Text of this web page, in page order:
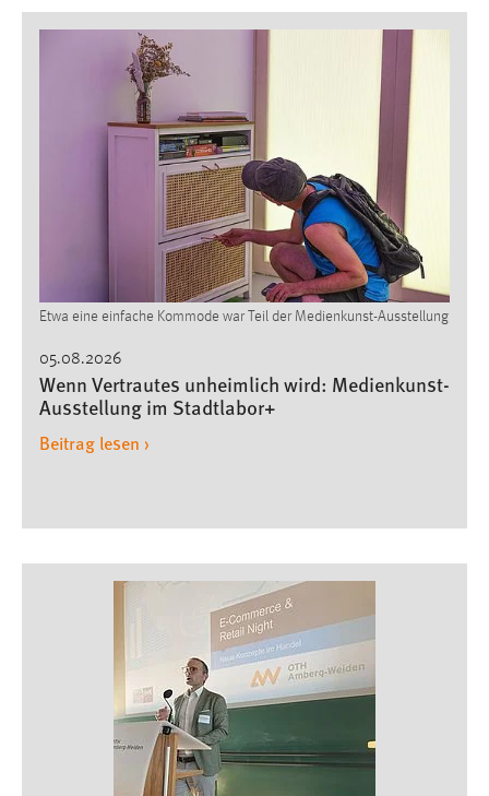
Etwa eine einfache Kommode war Teil der Medienkunst-Ausstellung
05.08.2026
Wenn Vertrautes unheimlich wird: Medienkunst-
Ausstellung im Stadtlabor+
Beitrag lesen ›
STATISTIK
Statistik Cookies erfassen Informationen anonym.
Diese Informationen helfen uns zu verstehen, wie
unsere Besucher unsere Website nutzen.
_pk_ref, _pk_cvar, _pk_id, _pk_ses
Zugriffsstatistik
Cookie Laufzeit:
MARKETING
Anbieter:
Google Ireland Limited